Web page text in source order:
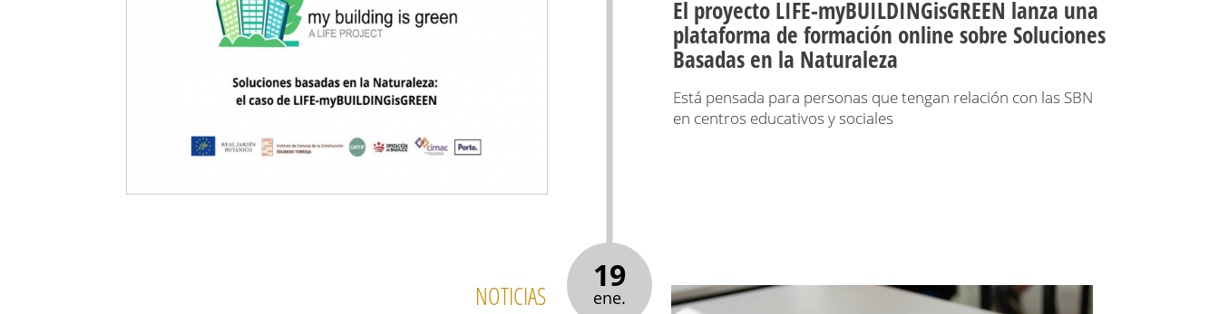
El proyecto LIFE-myBUILDINGisGREEN lanza una
plataforma de formación online sobre Soluciones
Basadas en la Naturaleza
Está pensada para personas que tengan relación con las SBN
en centros educativos y sociales
19
ene.
NOTICIAS